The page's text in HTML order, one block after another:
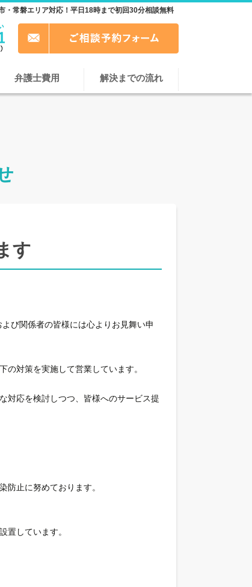
・常磐エリア対応！平日18時まで初回30分相談無料
弁護士費用 解決までの流れ
す
び関係者の皆様には心よりお見舞い申
対策を実施して営業しています。
対応を検討しつつ、皆様へのサービス提
防止に努めております。
置しています。